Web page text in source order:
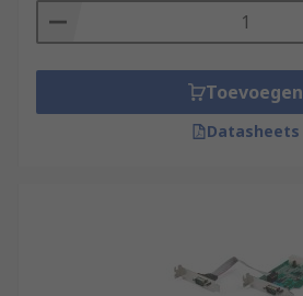
Toevoegen
Datasheets